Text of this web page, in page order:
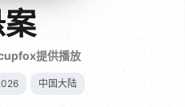
提供播放
中国大陆